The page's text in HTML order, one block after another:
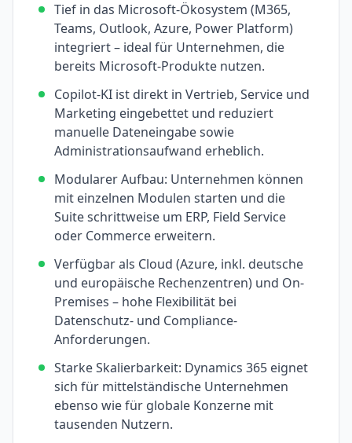
Tief in das Microsoft-Ökosystem (M365,
Teams, Outlook, Azure, Power Platform)
integriert – ideal für Unternehmen, die
bereits Microsoft-Produkte nutzen.
Copilot-KI ist direkt in Vertrieb, Service und
Marketing eingebettet und reduziert
manuelle Dateneingabe sowie
Administrationsaufwand erheblich.
Modularer Aufbau: Unternehmen können
mit einzelnen Modulen starten und die
Suite schrittweise um ERP, Field Service
oder Commerce erweitern.
Verfügbar als Cloud (Azure, inkl. deutsche
und europäische Rechenzentren) und On-
Premises – hohe Flexibilität bei
Datenschutz- und Compliance-
Anforderungen.
Starke Skalierbarkeit: Dynamics 365 eignet
sich für mittelständische Unternehmen
ebenso wie für globale Konzerne mit
tausenden Nutzern.